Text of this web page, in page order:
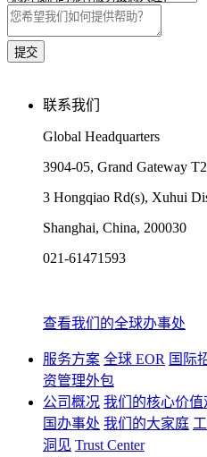
联系我们
Global Headquarters
3904-05, Grand Gateway
3 Hongqiao Rd(s), Xuhui
Shanghai, China, 200030
021-61471593
查看我们的全球办事处
服务方案 全球 EOR 国际
资管理外包
公司概况 我们的核心价值
国办事处 我们的大家庭
洞见 Trust Center